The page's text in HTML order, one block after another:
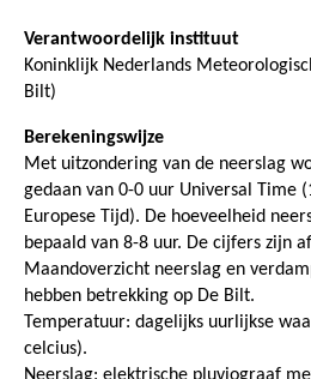
Verantwoordelijk instituut
Koninklijk Nederlands
Bilt)
Berekeningswijze
Met uitzondering van de neerslag
gedaan van 0-0 uur Universal Time
Europese Tijd). De hoeveelheid
bepaald van 8-8 uur. De cijfers zijn
Maandoverzicht neerslag en
hebben betrekking op De Bilt.
Temperatuur: dagelijks uurlijkse
celcius).